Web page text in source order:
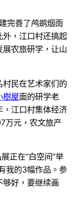
完善了鸬鹚烟雨
外，江口村还搞起
农旅研学，让山
村民在艺术家们的
樹屋面的研学老
，江口村集体经济
万元，农文旅产
正在“白空间”举
我的3幅作品。参
好，要继续画